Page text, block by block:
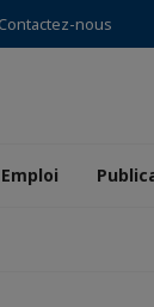
Contactez-nous
Emploi